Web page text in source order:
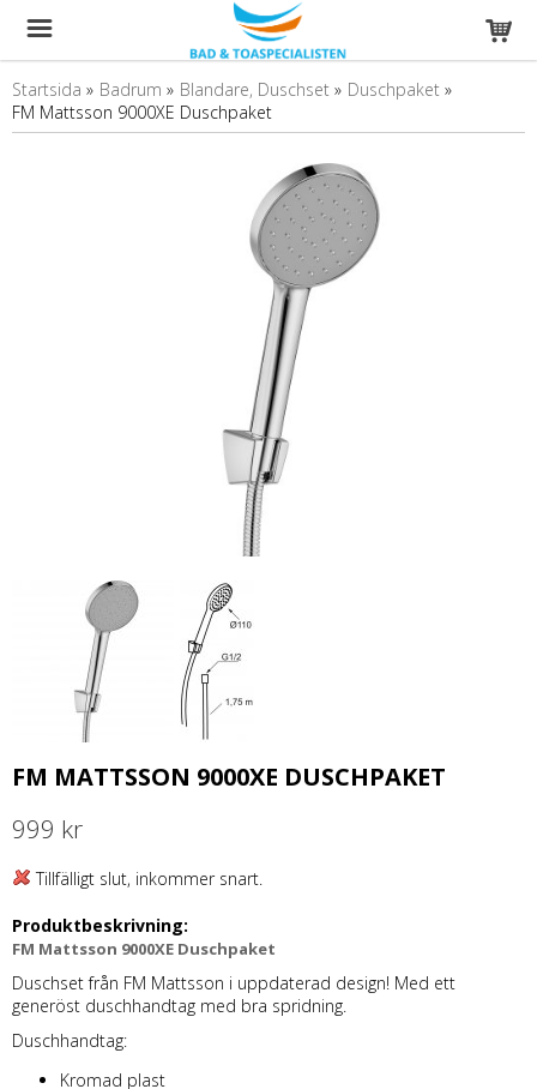
Startsida » Badrum » Blandare, Duschset » Duschpaket »
FM Mattsson 9000XE Duschpaket
FM MATTSSON 9000XE DUSCHPAKET
999 kr
Tillfälligt slut, inkommer snart.
Produktbeskrivning:
FM Mattsson 9000XE Duschpaket
Duschset från FM Mattsson i uppdaterad design! Med ett
generöst duschhandtag med bra spridning.
Duschhandtag:
Kromad plast